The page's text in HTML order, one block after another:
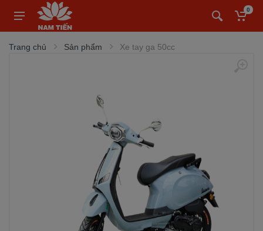
0
Trang chủ Sản phẩm Xe tay ga 50cc